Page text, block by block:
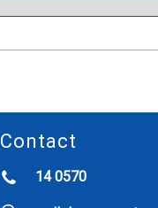
Contact
14 0570